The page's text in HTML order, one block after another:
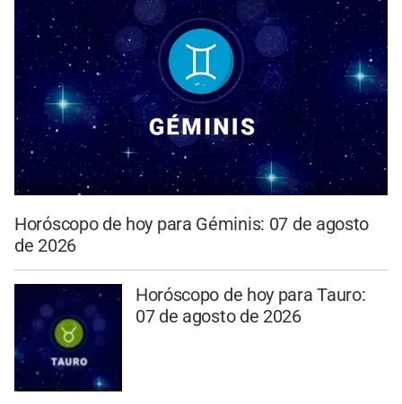
Horóscopo de hoy para Géminis: 07 de agosto
de 2026
Horóscopo de hoy para Tauro:
07 de agosto de 2026